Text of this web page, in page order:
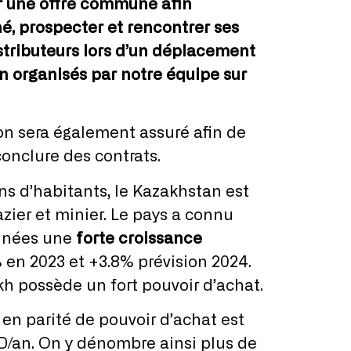
une offre commune afin
prospecter et rencontrer ses
lors d’un déplacement
organisés par notre équipe sur
sera également assuré afin de
des contrats.
d’habitants, le Kazakhstan est
et minier. Le pays a connu
une forte croissance
en 2023 et +3.8% prévision 2024.
possède un fort pouvoir d’achat.
parité de pouvoir d’achat est
an. On y dénombre ainsi plus de